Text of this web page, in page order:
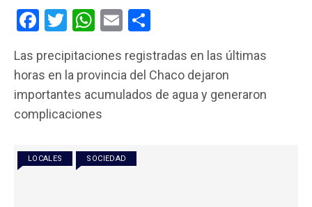
F
ce
b
o
k
T
tt
er
W
at
s
A
p
E
ail m
p
Las precipitaciones registradas en las últimas
horas en la provincia del Chaco dejaron
importantes acumulados de agua y generaron
complicaciones
LOCALES SOCIEDAD